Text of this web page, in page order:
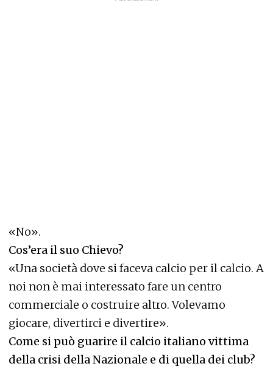
«No».
Cos’era il suo Chievo?
«Una società dove si faceva calcio per il calcio. A
noi non è mai interessato fare un centro
commerciale o costruire altro. Volevamo
giocare, divertirci e divertire».
Come si può guarire il calcio italiano vittima
della crisi della Nazionale e di quella dei club?